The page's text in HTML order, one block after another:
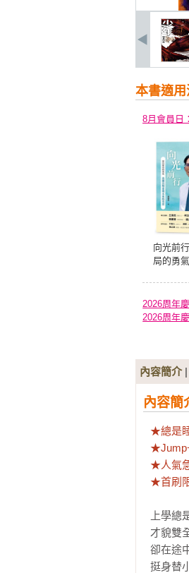
本書適用
8月會員日
向光前
局的勇
2026周年
2026周年
內容簡介|
內容簡
★總是
★人氣
★首刷
上學總
才貌雙
卻在途
挺身替